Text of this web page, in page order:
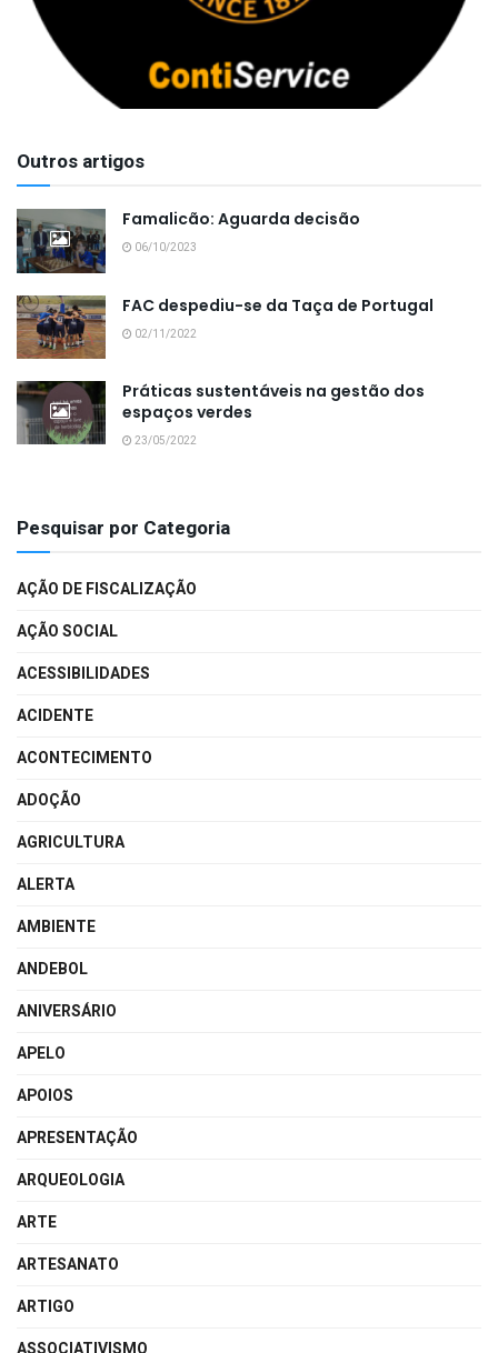
Outros artigos
Famalicão: Aguarda decisão
06/10/2023
FAC despediu-se da Taça de Portugal
02/11/2022
Práticas sustentáveis na gestão dos
espaços verdes
23/05/2022
Pesquisar por Categoria
AÇÃO DE FISCALIZAÇÃO
AÇÃO SOCIAL
ACESSIBILIDADES
ACIDENTE
ACONTECIMENTO
ADOÇÃO
AGRICULTURA
ALERTA
AMBIENTE
ANDEBOL
ANIVERSÁRIO
APELO
APOIOS
APRESENTAÇÃO
ARQUEOLOGIA
ARTE
ARTESANATO
ARTIGO